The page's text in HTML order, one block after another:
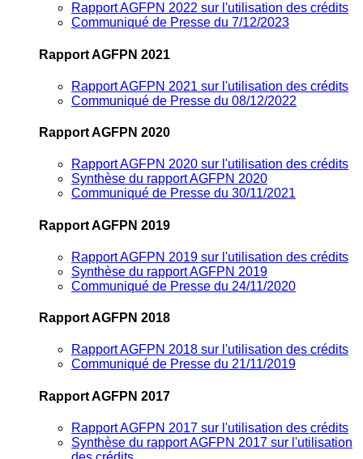
Rapport AGFPN 2022 sur l'utilisation des crédits
Communiqué de Presse du 7/12/2023
Rapport AGFPN 2021
Rapport AGFPN 2021 sur l'utilisation des crédits
Communiqué de Presse du 08/12/2022
Rapport AGFPN 2020
Rapport AGFPN 2020 sur l'utilisation des crédits
Synthèse du rapport AGFPN 2020
Communiqué de Presse du 30/11/2021
Rapport AGFPN 2019
Rapport AGFPN 2019 sur l'utilisation des crédits
Synthèse du rapport AGFPN 2019
Communiqué de Presse du 24/11/2020
Rapport AGFPN 2018
Rapport AGFPN 2018 sur l'utilisation des crédits
Communiqué de Presse du 21/11/2019
Rapport AGFPN 2017
Rapport AGFPN 2017 sur l'utilisation des crédits
Synthèse du rapport AGFPN 2017 sur l'utilisation